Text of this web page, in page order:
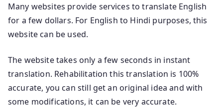
Many websites provide services to translate English
for a few dollars. For English to Hindi purposes, this
website can be used.
The website takes only a few seconds in instant
translation. Rehabilitation this translation is 100%
accurate, you can still get an original idea and with
some modifications, it can be very accurate.